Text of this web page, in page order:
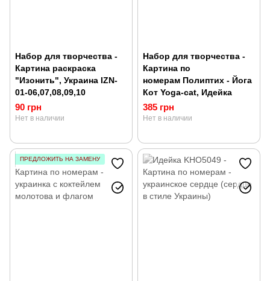
Набор для творчества -
Картина раскраска
"Изонить", Украина IZN-
01-06,07,08,09,10
90 грн
Нет в наличии
Набор для творчества -
Картина по
номерам Полиптих - Йога
Кот Yoga-cat, Идейка
385 грн
Нет в наличии
ПРЕДЛОЖИТЬ НА ЗАМЕНУ